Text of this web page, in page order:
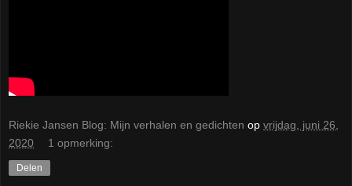
Riekie Jansen Blog: Mijn verhalen en gedichten op vrijdag, juni 26,
2020
1 opmerking:
Delen